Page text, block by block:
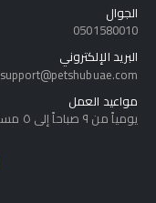
الجوال
0501580010
البريد الإلكتروني
support@petshubuae.com
مواعيد العمل
يومياً من ٩ صباحاً إلى ٥ مساءً